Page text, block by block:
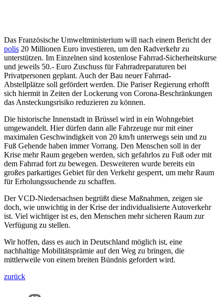
Das Französische Umweltministerium will nach einem Bericht der
polis 20 Millionen Euro investieren, um den Radverkehr zu
unterstützen. Im Einzelnen sind kostenlose Fahrrad-Sicherheitskurse
und jeweils 50.- Euro Zuschuss für Fahrradreparaturen bei
Privatpersonen geplant. Auch der Bau neuer Fahrrad-
Abstellplätze soll gefördert werden. Die Pariser Regierung erhofft
sich hiermit in Zeiten der Lockerung von Corona-Beschränkungen
das Ansteckungsrisiko reduzieren zu können.
Die historische Innenstadt in Brüssel wird in ein Wohngebiet
umgewandelt. Hier dürfen dann alle Fahrzeuge nur mit einer
maximalen Geschwindigkeit von 20 km/h unterwegs sein und zu
Fuß Gehende haben immer Vorrang. Den Menschen soll in der
Krise mehr Raum gegeben werden, sich gefahrlos zu Fuß oder mit
dem Fahrrad fort zu bewegen. Desweiteren wurde bereits ein
großes parkartiges Gebiet für den Verkehr gesperrt, um mehr Raum
für Erholungssuchende zu schaffen.
Der VCD-Niedersachsen begrüßt diese Maßnahmen, zeigen sie
doch, wie unwichtig in der Krise der individualisierte Autoverkehr
ist. Viel wichtiger ist es, den Menschen mehr sicheren Raum zur
Verfügung zu stellen.
Wir hoffen, dass es auch in Deutschland möglich ist, eine
nachhaltige Mobilitätsprämie auf den Weg zu bringen, die
mittlerweile von einem breiten Bündnis gefordert wird.
zurück